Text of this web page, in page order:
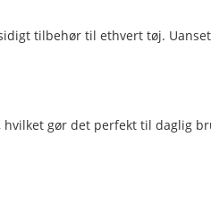
tilbehør til ethvert tøj.
gør det perfekt til daglig